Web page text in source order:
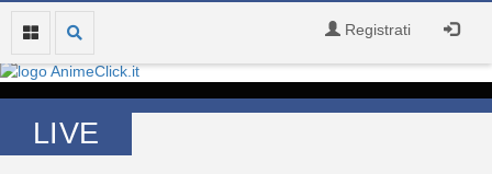
Registrati
LIVE